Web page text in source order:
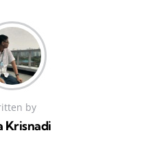
by
Krisnadi